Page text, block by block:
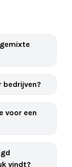
voor een
vindt?